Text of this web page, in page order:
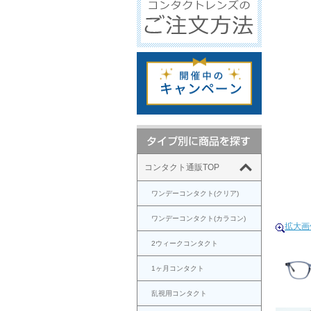
コンタクト通販TOP
ワンデーコンタクト(クリア)
ワンデーコンタクト(カラコン)
2ウィークコンタクト
1ヶ月コンタクト
乱視用コンタクト
拡大